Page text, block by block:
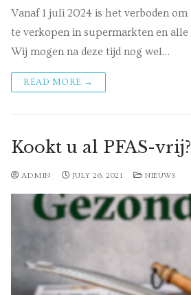
Vanaf 1 juli 2024 is het verboden
te verkopen in supermarkten en
Wij mogen na deze tijd nog wel…
READ MORE →
Kookt u al PFAS-vrij?
ADMIN JULY 26, 2021 NIEUWS